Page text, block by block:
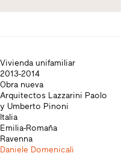
Vivienda unifamiliar
2013-2014
Obra nueva
Arquitectos Lazzarini Paolo
y Umberto Pinoni
Italia
Emilia-Romaña
Ravenna
Daniele Domenicali